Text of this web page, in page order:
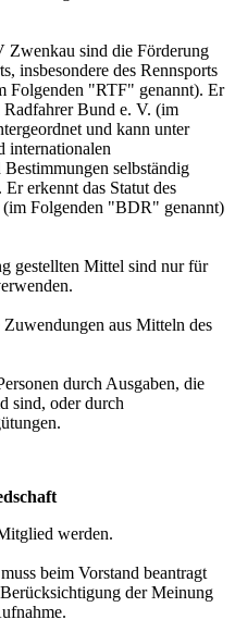
Zwenkau sind die Förderung
insbesondere des Rennsports
Folgenden "RTF" genannt). Er
Radfahrer Bund e. V. (im
und kann unter
internationalen
selbständig
erkennt das Statut des
(im Folgenden "BDR" genannt)
gestellten Mittel sind nur für
aus Mitteln des
durch Ausgaben, die
sind, oder durch
werden.
beim Vorstand beantragt
der Meinung